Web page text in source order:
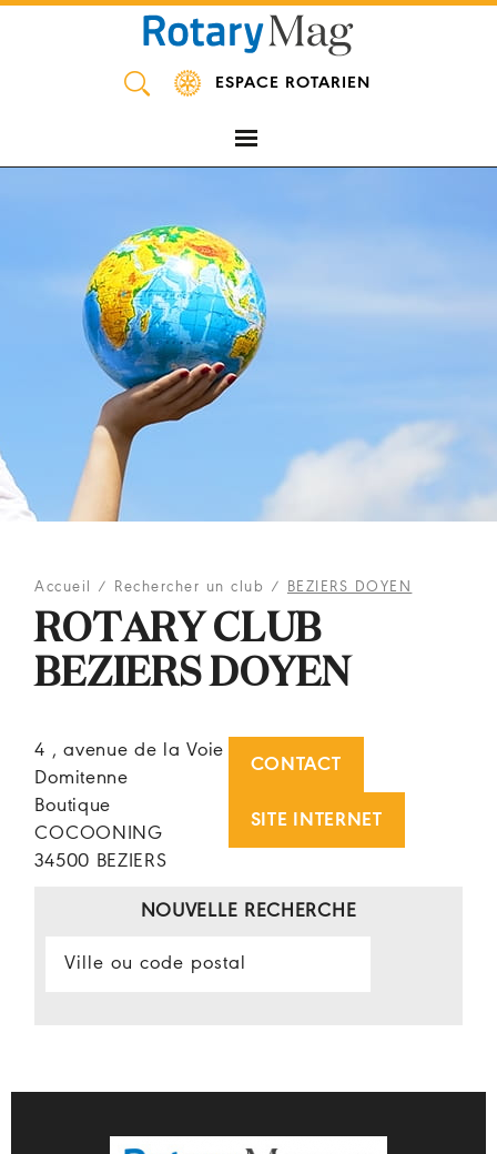
ESPACE ROTARIEN
Accueil / Rechercher un club / BEZIERS DOYEN
ROTARY CLUB
BEZIERS DOYEN
4 , avenue de la Voie
Domitenne
Boutique
COCOONING
34500 BEZIERS
CONTACT
SITE INTERNET
NOUVELLE RECHERCHE
Panneau de gestion des cookies